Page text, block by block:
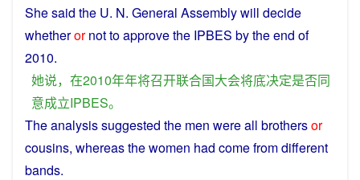
Shesaid the U. N. General Assemblywill decide
whetherornottoapprove the IPBES bytheend of
2010.
她说， 在2010年年将召开联合国大会将底决定是否同
意成立IPBES。
Theanalysissuggested the men wereall brothersor
cousins, whereasthewomen had comefromdifferent
bands.